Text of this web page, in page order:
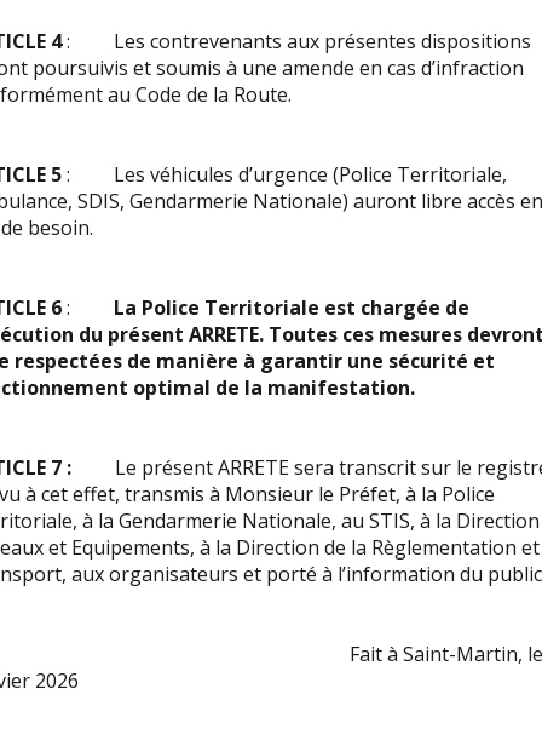
4: Les contrevenants aux présentes dispositions
poursuivis et soumis à une amende en cas d’infraction
au Code de la Route.
5: Les véhicules d’urgence (Police Territoriale,
SDIS, Gendarmerie Nationale) auront libre accès
besoin.
6: La Police Territoriale est chargée de
du présent ARRETE. Toutes ces mesures
respectées de manière à garantir une sécurité et
optimal de la manifestation.
7 : Le présent ARRETE sera transcrit sur le
à cet effet, transmis à Monsieur le Préfet, à la Police
à la Gendarmerie Nationale, au STIS, à la Direction
et Equipements, à la Direction de la Règlementation
aux organisateurs et porté à l’information du
à Saint-Martin, le
2026